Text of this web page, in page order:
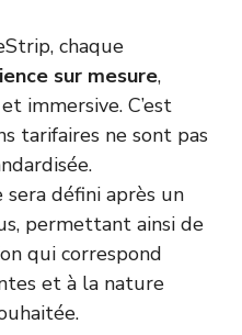
chaque
sur mesure,
immersive. C’est
tarifaires ne sont pas
défini après un
permettant ainsi de
qui correspond
et à la nature